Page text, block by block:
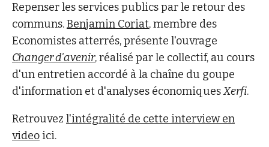
Repenser les services publics par le retour des
communs.Benjamin Coriat, membre des
Economistes atterrés, présente l'ouvrage
Changer d'avenir, réalisé par le collectif, au cours
d'un entretien accordé à la chaîne du goupe
d'information et d'analyses économiquesXerfi.
Retrouvez l'intégralité de cette interview en
video ici.